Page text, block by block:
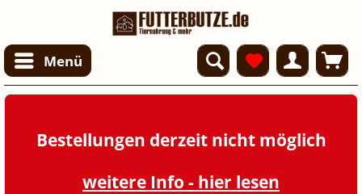
Menü
Bestellungen derzeit nicht möglich
weitere Info - hier lesen